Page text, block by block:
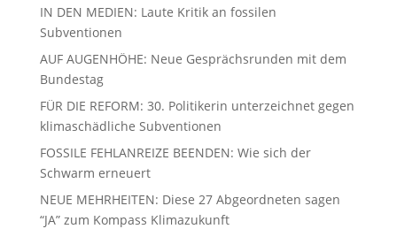
IN DEN MEDIEN: Laute Kritik an fossilen
Subventionen
AUF AUGENHÖHE: Neue Gesprächsrunden mit dem
Bundestag
FÜR DIE REFORM: 30. Politikerin unterzeichnet gegen
klimaschädliche Subventionen
FOSSILE FEHLANREIZE BEENDEN: Wie sich der
Schwarm erneuert
NEUE MEHRHEITEN: Diese 27 Abgeordneten sagen
“JA” zum Kompass Klimazukunft